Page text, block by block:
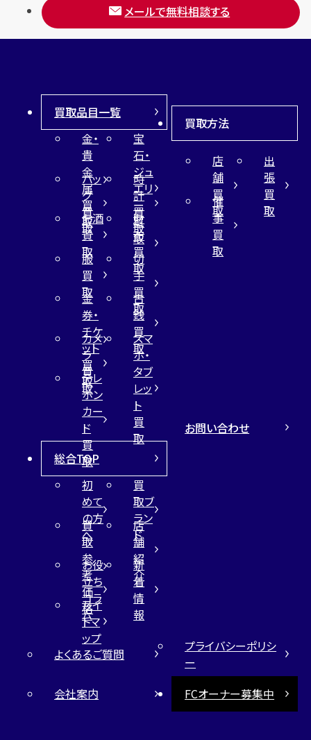
メールで無料相談する
買取品目一覧
金・
貴
金
属
買
取
宝
石・
ジュ
エリ
ー
買
取
バッ
グ
買
取
時
計
買
取
お酒
買
取
財
布
買
取
服
買
取
切
手
買
取
金
券・
チケ
ット
買
取
古
銭
買
取
カメ
ラ
買
取
スマ
ホ・
タブ
レッ
ト
買
取
テレ
ホン
カー
ド
買
取
買取方法
店
舗
買
取
出
張
買
取
催
事
買
取
総合TOP
初
めて
の方
へ
買
取ブ
ラン
ド
買
取
参
考
価
格
店
舗
紹
介
お役
立ち
コラ
ム
新
着
情
報
サイ
トマ
ップ
お問い合わせ
よくあるご質問
プライバシーポリシ
ー
会社案内
FCオーナー募集中